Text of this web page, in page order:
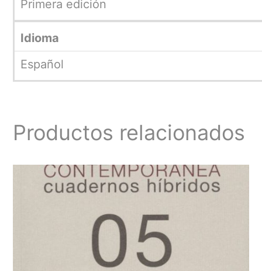
Primera edición
Idioma
Español
Productos relacionados